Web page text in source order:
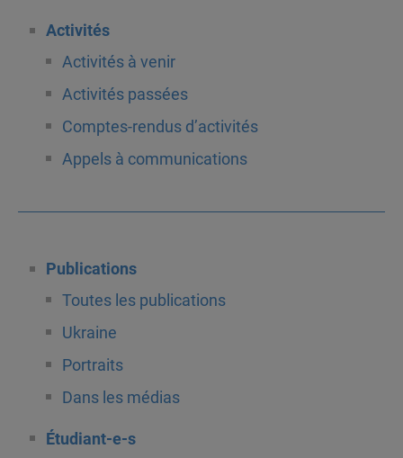
Activités
Activités à venir
Activités passées
Comptes-rendus d’activités
Appels à communications
Publications
Toutes les publications
Ukraine
Portraits
Dans les médias
Étudiant-e-s